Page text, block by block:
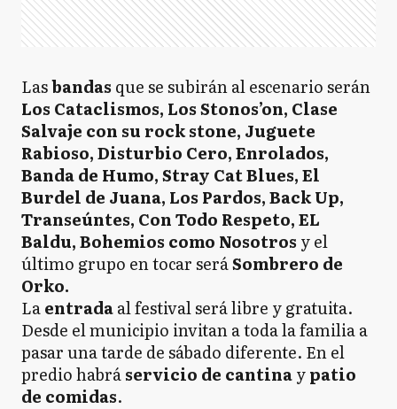
Lasbandas que se subirán al escenario serán
Los Cataclismos, Los Stonos’on, Clase
Salvaje con su rock stone, Juguete
Rabioso, Disturbio Cero, Enrolados,
Banda de Humo, Stray Cat Blues, El
Burdel de Juana, Los Pardos, Back Up,
Transeúntes, Con Todo Respeto, EL
Baldu, Bohemios como Nosotros y el
último grupo en tocar seráSombrero de
Orko.
Laentradaal festival será libre y gratuita.
Desde el municipio invitan a toda la familia a
pasar una tarde de sábado diferente. En el
predio habráservicio de cantinaypatio
de comidas.